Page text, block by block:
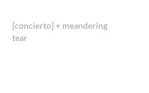
[concierto] + meandering
tear